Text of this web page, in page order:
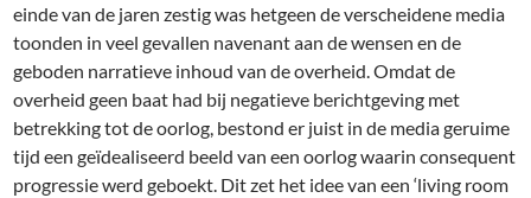
einde van de jaren zestig was hetgeen de verscheidene media
toonden in veel gevallen navenant aan de wensen en de
geboden narratieve inhoud van de overheid. Omdat de
overheid geen baat had bij negatieve berichtgeving met
betrekking tot de oorlog, bestond er juist in de media geruime
tijd een geïdealiseerd beeld van een oorlog waarin consequent
progressie werd geboekt. Dit zet het idee van een ‘living room